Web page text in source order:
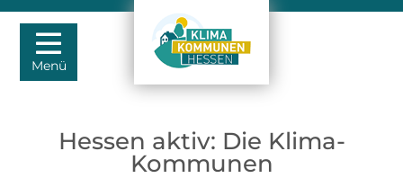
Menü
Hessen aktiv: Die Klima-
Kommunen